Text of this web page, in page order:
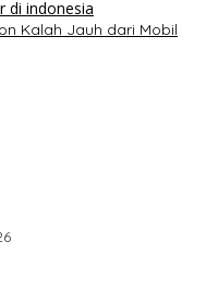
Kalah Jauh dari Mobil